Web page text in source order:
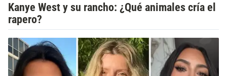
Kanye West y su rancho: ¿Qué animales cría el
rapero?